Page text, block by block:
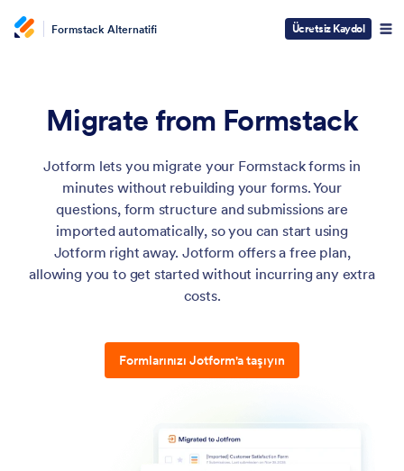
Formstack Alternatifi Ücretsiz Kaydol
Migrate from Formstack
Jotform lets you migrate your Formstack forms in
minutes without rebuilding your forms. Your
questions, form structure and submissions are
imported automatically, so you can start using
Jotform right away. Jotform offers a free plan,
allowing you to get started without incurring any extra
costs.
Formlarınızı Jotform'a taşıyın